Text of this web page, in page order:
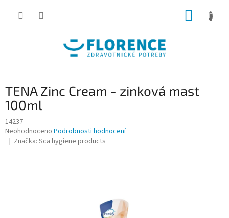
TENA Zinc Cream - zinková mast
100ml
14237
Průměrné
hodnocení
Neohodnoceno Podrobnosti hodnocení
Značka: Sca hygiene products